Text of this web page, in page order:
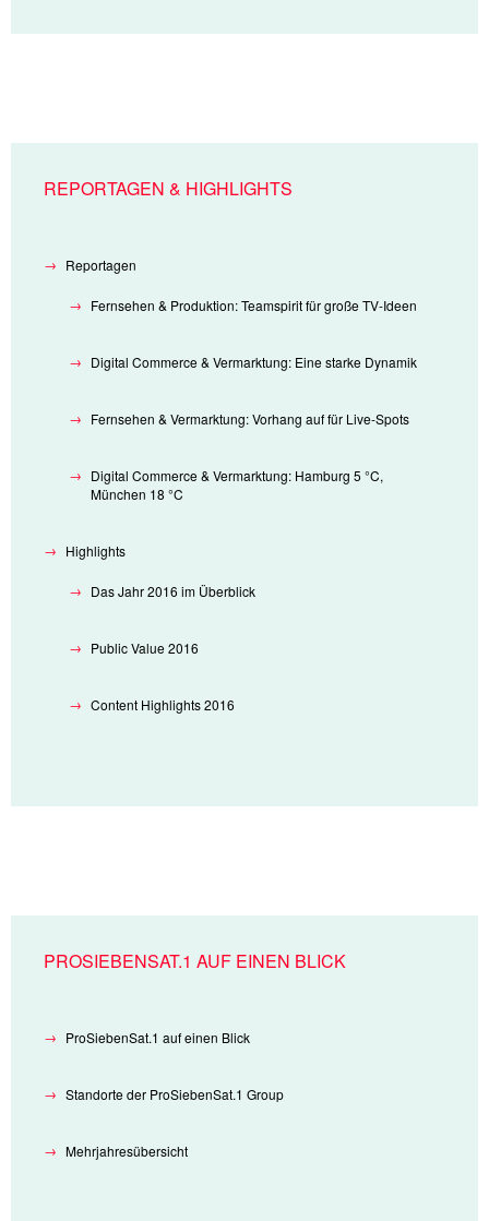
REPORTAGEN & HIGHLIGHTS
Reportagen
Fernsehen & Produktion: Teamspirit für große TV-Ideen
Digital Commerce & Vermarktung: Eine starke Dynamik
Fernsehen & Vermarktung: Vorhang auf für Live-Spots
Digital Commerce & Vermarktung: Hamburg 5 °C,
München 18 °C
Highlights
Das Jahr 2016 im Überblick
Public Value 2016
Content Highlights 2016
PROSIEBENSAT.1 AUF EINEN BLICK
ProSiebenSat.1 auf einen Blick
Standorte der ProSiebenSat.1 Group
Mehrjahresübersicht